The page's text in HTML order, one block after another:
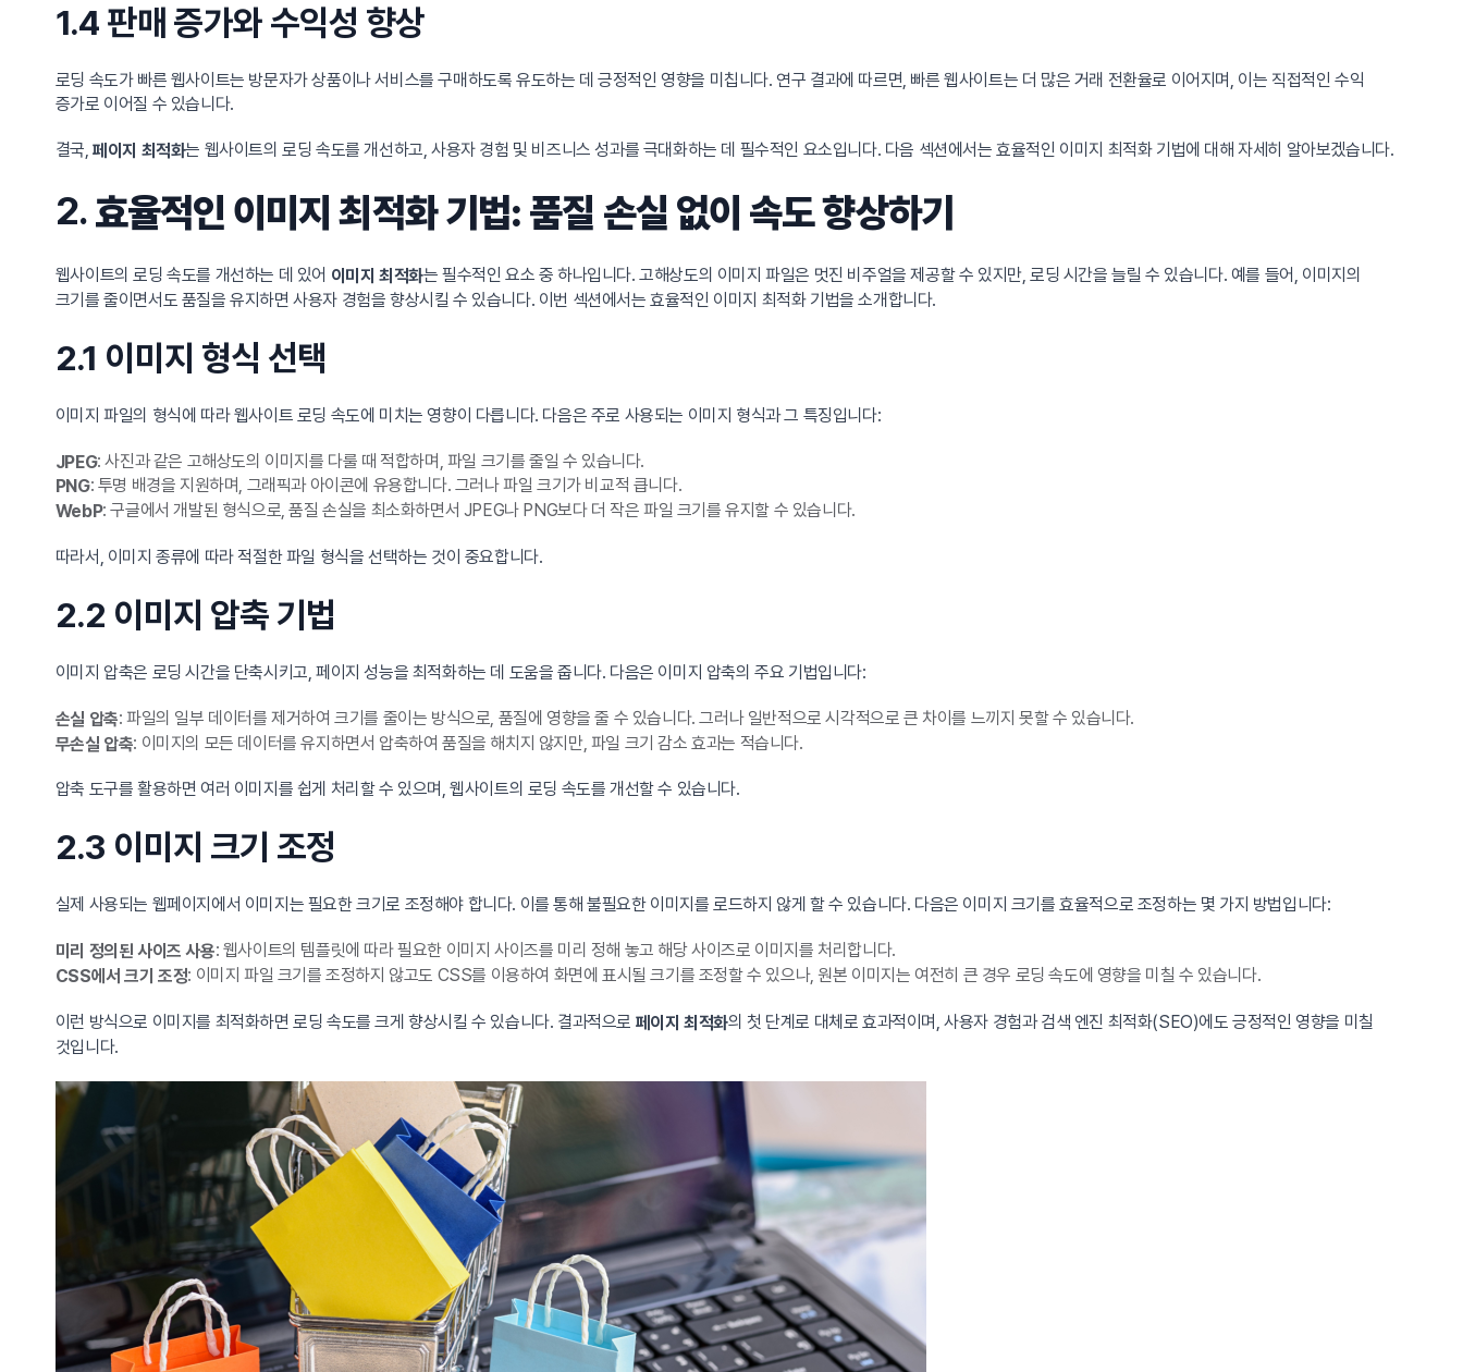
1.4 판매 증가와 수익성 향상
로딩 속도가 빠른 웹사이트는 방문자가 상품이나 서비스를 구매하도록 유도하는 데 긍정적인 영향을 미칩니다. 연구 결과에 따르면, 빠른 웹사이트는 더 많은 거래 전환율로 이어지며, 이는 직접적인 수익
증가로 이어질 수 있습니다.
결국,페이지 최적화는 웹사이트의 로딩 속도를 개선하고, 사용자 경험 및 비즈니스 성과를 극대화하는 데 필수적인 요소입니다. 다음 섹션에서는 효율적인 이미지 최적화 기법에 대해 자세히 알아보겠습니다.
2.효율적인 이미지 최적화 기법: 품질 손실 없이 속도 향상하기
웹사이트의 로딩 속도를 개선하는 데 있어 이미지 최적화는 필수적인 요소 중 하나입니다. 고해상도의 이미지 파일은 멋진 비주얼을 제공할 수 있지만, 로딩 시간을 늘릴 수 있습니다. 예를 들어, 이미지의
크기를 줄이면서도 품질을 유지하면 사용자 경험을 향상시킬 수 있습니다. 이번 섹션에서는 효율적인 이미지 최적화 기법을 소개합니다.
2.1 이미지 형식 선택
이미지 파일의 형식에 따라 웹사이트 로딩 속도에 미치는 영향이 다릅니다. 다음은 주로 사용되는 이미지 형식과 그 특징입니다:
JPEG: 사진과 같은 고해상도의 이미지를 다룰 때 적합하며, 파일 크기를 줄일 수 있습니다.
PNG: 투명 배경을 지원하며, 그래픽과 아이콘에 유용합니다. 그러나 파일 크기가 비교적 큽니다.
WebP: 구글에서 개발된 형식으로, 품질 손실을 최소화하면서 JPEG나 PNG보다 더 작은 파일 크기를 유지할 수 있습니다.
따라서, 이미지 종류에 따라 적절한 파일 형식을 선택하는 것이 중요합니다.
2.2 이미지 압축 기법
이미지 압축은 로딩 시간을 단축시키고, 페이지 성능을 최적화하는 데 도움을 줍니다. 다음은 이미지 압축의 주요 기법입니다:
손실 압축: 파일의 일부 데이터를 제거하여 크기를 줄이는 방식으로, 품질에 영향을 줄 수 있습니다. 그러나 일반적으로 시각적으로 큰 차이를 느끼지 못할 수 있습니다.
무손실 압축: 이미지의 모든 데이터를 유지하면서 압축하여 품질을 해치지 않지만, 파일 크기 감소 효과는 적습니다.
압축 도구를 활용하면 여러 이미지를 쉽게 처리할 수 있으며, 웹사이트의 로딩 속도를 개선할 수 있습니다.
2.3 이미지 크기 조정
실제 사용되는 웹페이지에서 이미지는 필요한 크기로 조정해야 합니다. 이를 통해 불필요한 이미지를 로드하지 않게 할 수 있습니다. 다음은 이미지 크기를 효율적으로 조정하는 몇 가지 방법입니다:
미리 정의된 사이즈 사용: 웹사이트의 템플릿에 따라 필요한 이미지 사이즈를 미리 정해 놓고 해당 사이즈로 이미지를 처리합니다.
CSS에서 크기 조정: 이미지 파일 크기를 조정하지 않고도 CSS를 이용하여 화면에 표시될 크기를 조정할 수 있으나, 원본 이미지는 여전히 큰 경우 로딩 속도에 영향을 미칠 수 있습니다.
이런 방식으로 이미지를 최적화하면 로딩 속도를 크게 향상시킬 수 있습니다. 결과적으로 페이지 최적화의 첫 단계로 대체로 효과적이며, 사용자 경험과 검색 엔진 최적화(SEO)에도 긍정적인 영향을 미칠
것입니다.